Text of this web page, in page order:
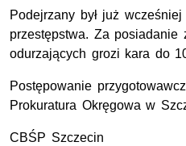
Podejrzany był już
przestępstwa. Za posiadanie
odurzających grozi kara do
Postępowanie
Prokuratura Okręgowa w
CBŚP Szczecin